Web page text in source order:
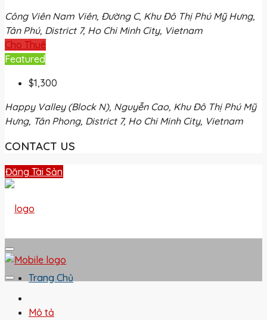
Công Viên Nam Viên, Đường C, Khu Đô Thị Phú Mỹ Hưng,
Tân Phú, District 7, Ho Chi Minh City, Vietnam
Cho Thuê
Featured
$1,300
Happy Valley (Block N), Nguyễn Cao, Khu Đô Thị Phú Mỹ
Hưng, Tân Phong, District 7, Ho Chi Minh City, Vietnam
CONTACT US
Đăng Tài Sản
Trang Chủ
Mô tả